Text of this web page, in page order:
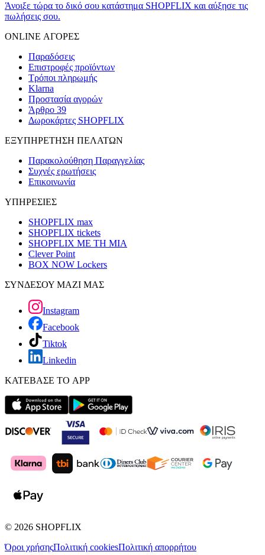
Άνοιξε τώρα το δικό σου κατάστημα SHOPFLIX και αύξησε τις
πωλήσεις σου.
ONLINE ΑΓΟΡΕΣ
Παραδόσεις
Επιστροφές προϊόντων
Τρόποι πληρωμής
Klarna
Προστασία αγορών
Άρθρο 39
Δωροκάρτες SHOPFLIX
ΕΞΥΠΗΡΕΤΗΣΗ ΠΕΛΑΤΩΝ
Παρακολούθηση Παραγγελίας
Συχνές ερωτήσεις
Επικοινωνία
ΥΠΗΡΕΣΙΕΣ
SHOPFLIX max
SHOPFLIX tickets
SHOPFLIX ΜΕ ΤΗ ΜΙΑ
Clever Point
BOX NOW Lockers
ΣΥΝΔΕΣΟΥ ΜΑΖΙ ΜΑΣ
Instagram
Facebook
Tiktok
Linkedin
ΚΑΤΕΒΑΣΕ ΤΟ APP
© 2026 SHOPFLIX
Όροι χρήσηςΠολιτική cookiesΠολιτική απορρήτου